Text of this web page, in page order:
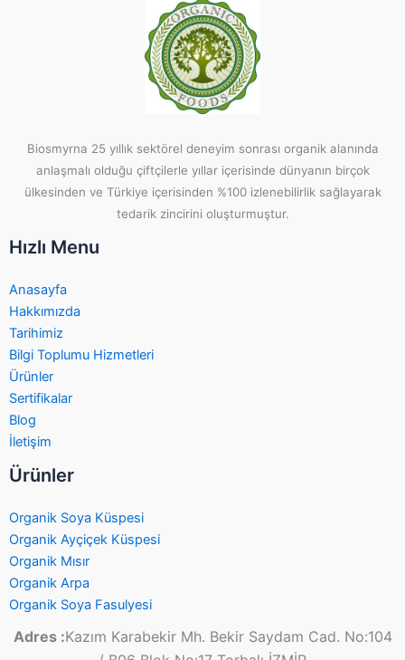
Biosmyrna 25 yıllık sektörel deneyim sonrası organik alanında
anlaşmalı olduğu çiftçilerle yıllar içerisinde dünyanın birçok
ülkesinden ve Türkiye içerisinden %100 izlenebilirlik sağlayarak
tedarik zincirini oluşturmuştur.
Hızlı Menu
Anasayfa
Hakkımızda
Tarihimiz
Bilgi Toplumu Hizmetleri
Ürünler
Sertifikalar
Blog
İletişim
Ürünler
Organik Soya Küspesi
Organik Ayçiçek Küspesi
Organik Mısır
Organik Arpa
Organik Soya Fasulyesi
Adres :Kazım Karabekir Mh. Bekir Saydam Cad. No:104